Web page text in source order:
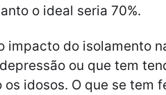
o ideal seria 70%.
impacto do isolamento
ou que tem
idosos. O que se tem